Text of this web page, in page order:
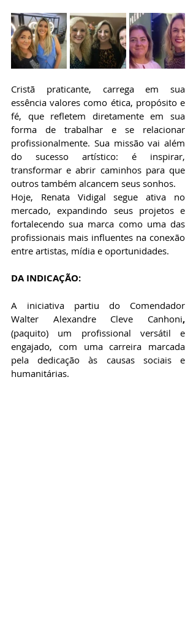
Cristã praticante, carrega em sua
essência valores como ética, propósito e
fé, que refletem diretamente em sua
forma de trabalhar e se relacionar
profissionalmente. Sua missão vai além
do sucesso artístico: é inspirar,
transformar e abrir caminhos para que
outros também alcancem seus sonhos.
Hoje, Renata Vidigal segue ativa no
mercado, expandindo seus projetos e
fortalecendo sua marca como uma das
profissionais mais influentes na conexão
entre artistas, mídia e oportunidades.
DA INDICAÇÃO:
Walter Alexandre Cleve Canhoni
(paquito) um profissional versátil e
engajado, com uma carreira marcada
pela dedicação às causas sociais e
humanitárias.